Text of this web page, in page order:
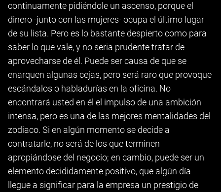
continuamente pidiéndole un ascenso, porque el
dinero -junto con las mujeres- ocupa el último lugar
de su lista. Pero es lo bastante despierto como para
saber lo que vale, y no seria prudente tratar de
aprovecharse de él. Puede ser causa de que se
enarquen algunas cejas, pero será raro que provoque
escándalos o habladurías en la oficina. No
encontrará usted en él el impulso de una ambición
intensa, pero es una de las mejores mentalidades del
zodiaco. Si en algún momento se decide a
contratarle, no será de los que terminen
apropiándose del negocio; en cambio, puede ser un
elemento decididamente positivo, que algún día
llegue a significar para la empresa un prestigio de